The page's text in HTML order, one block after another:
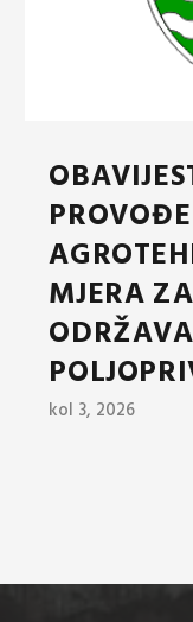
MJERA
kol 3, 2026